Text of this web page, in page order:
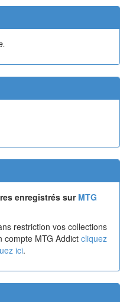
enregistrés sur MTG
restriction vos collections
compte MTG Addict cliquez
ici.